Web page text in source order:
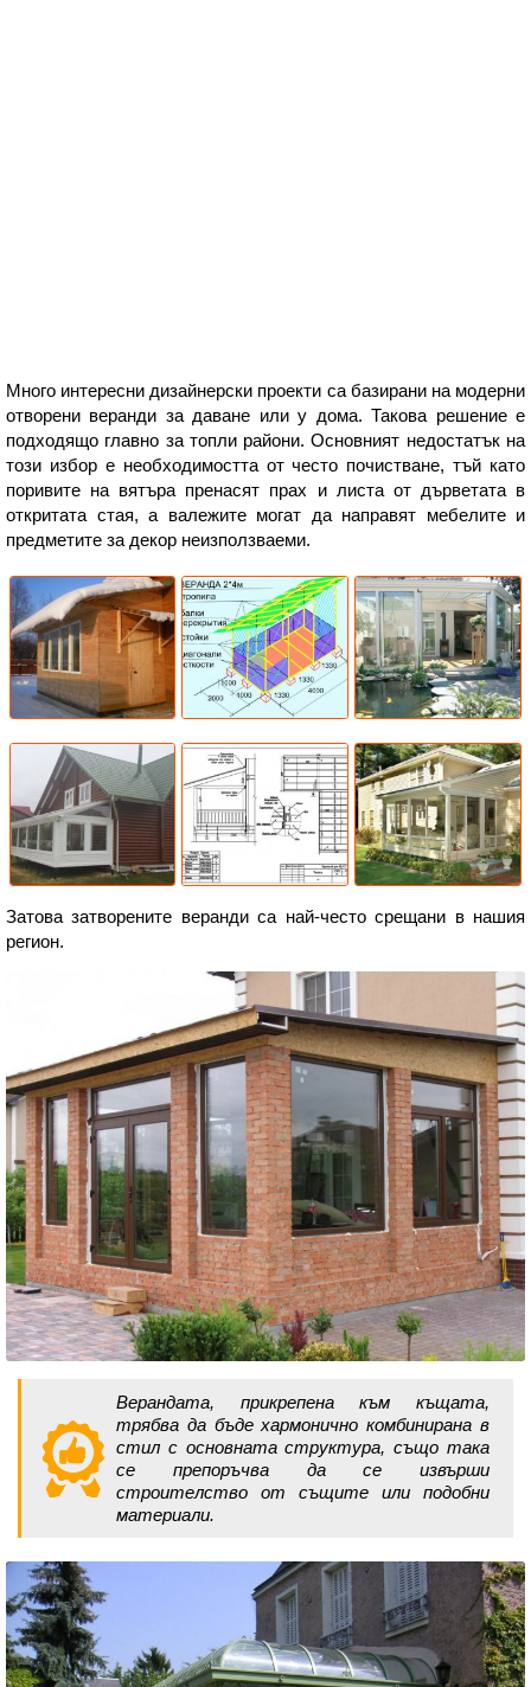
Много интересни дизайнерски проекти са базирани на модерни
отворени веранди за даване или у дома. Такова решение е
подходящо главно за топли райони. Основният недостатък на
този избор е необходимостта от често почистване, тъй като
поривите на вятъра пренасят прах и листа от дърветата в
откритата стая, а валежите могат да направят мебелите и
предметите за декор неизползваеми.
Затова затворените веранди са най-често срещани в нашия
регион.
Верандата, прикрепена към къщата,
трябва да бъде хармонично комбинирана в
стил с основната структура, също така
се препоръчва да се извърши
строителство от същите или подобни
материали.